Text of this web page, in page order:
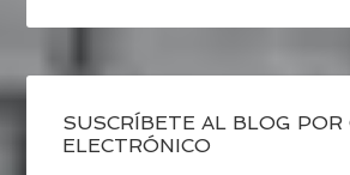
SUSCRÍBETE AL BLOG POR
ELECTRÓNICO